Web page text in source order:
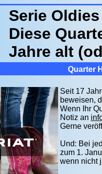
Serie
Diese
Jahre alt
Quarter
Seit 17
beweisen,
Wenn Ihr
Notiz an
Gerne
Und: Bei
zum 1.
wenn nicht